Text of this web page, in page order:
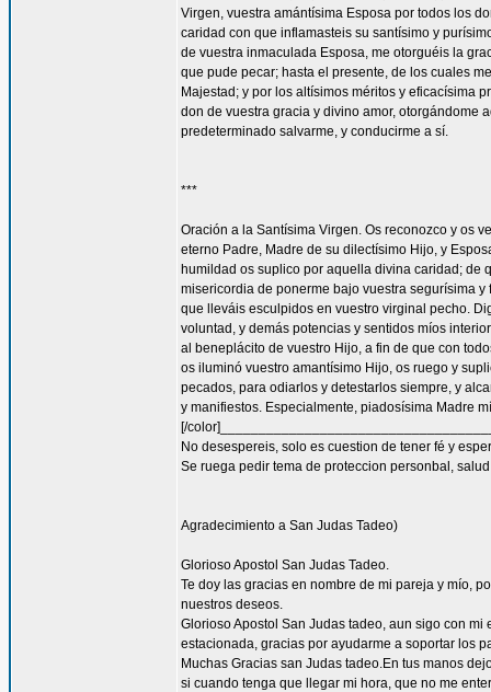
Virgen, vuestra amántísima Esposa por todos los
caridad con que inflamasteis su santísimo y
de vuestra inmaculada Esposa, me otorguéis la
que pude pecar; hasta el presente, de los cuales
Majestad; y por los altísimos méritos y eficacísima
don de vuestra gracia y divino amor, otorgándome
predeterminado salvarme, y conducirme a sí.
***
Oración a la Santísima Virgen. Os reconozco y os
eterno Padre, Madre de su dilectísimo Hijo, y
humildad os suplico por aquella divina caridad; de
misericordia de ponerme bajo vuestra segurísima
que lleváis esculpidos en vuestro virginal pecho.
voluntad, y demás potencias y sentidos míos
al beneplácito de vuestro Hijo, a fin de que con
os iluminó vuestro amantísimo Hijo, os ruego y
pecados, para odiarlos y detestarlos siempre, y
y manifiestos. Especialmente, piadosísima Madre
[/
No desespereis, solo es cuestion de tener fé y
Se ruega pedir tema de proteccion personbal,
Agradecimiento a San Judas Tadeo)
Glorioso Apostol San Judas Tadeo.
Te doy las gracias en nombre de mi pareja y mío,
nuestros deseos.
Glorioso Apostol San Judas tadeo, aun sigo con
estacionada, gracias por ayudarme a soportar los
Muchas Gracias san Judas tadeo.En tus manos
si cuando tenga que llegar mi hora, que no me